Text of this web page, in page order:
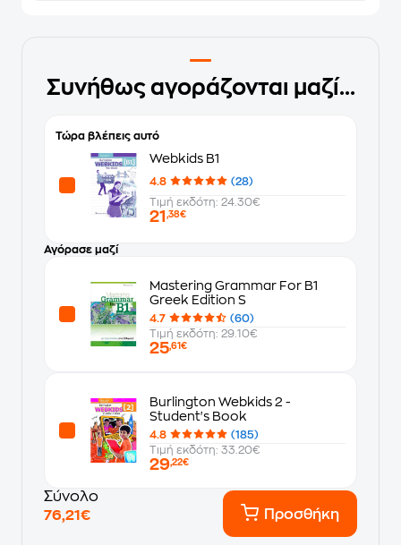
Συνήθως αγοράζονται μαζί...
Τώρα βλέπεις αυτό
Webkids B1
4.8
(28)
Τιμή εκδότη: 24.30€
21 ,38€
Αγόρασε μαζί
Mastering Grammar For B1
Greek Edition S
4.7
(60)
Τιμή εκδότη: 29.10€
25,61€
Burlington Webkids 2 -
Student's Book
4.8
(185)
Τιμή εκδότη: 33.20€
29,22€
Σύνολο
76,21€
Προσθήκη